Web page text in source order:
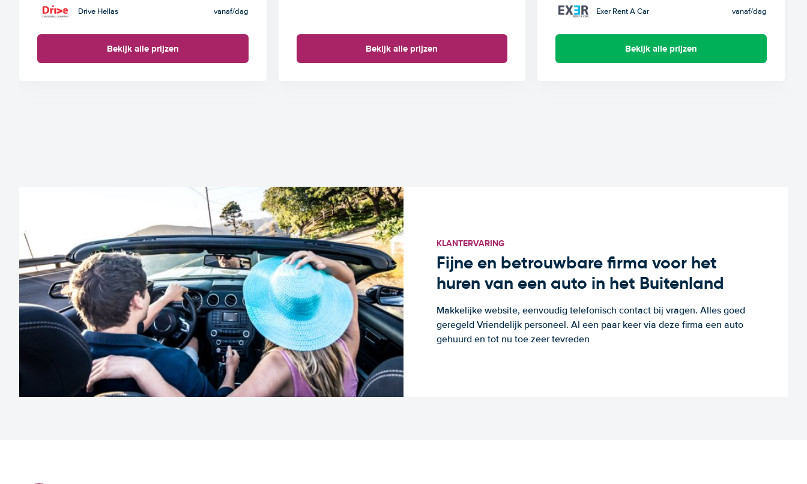
Drive Hellas vanaf/dag
Bekijk alle prijzen Bekijk alle prijzen
Exer Rent A Car vanaf/dag
Bekijk alle prijzen
KLANTERVARING
Fijne en betrouwbare firma voor het
huren van een auto in het Buitenland
Makkelijke website, eenvoudig telefonisch contact bij vragen. Alles goed
geregeld Vriendelijk personeel. Al een paar keer via deze firma een auto
gehuurd en tot nu toe zeer tevreden